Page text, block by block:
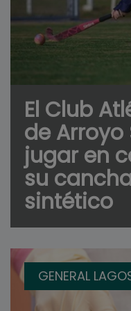
El Club
de Arroyo
jugar en
su
sintético
GENERAL